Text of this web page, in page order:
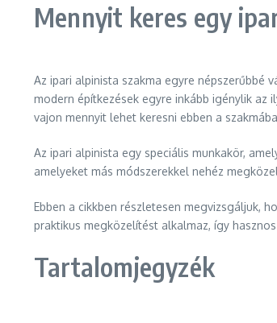
Mennyit keres egy
Az ipari alpinista szakma egyre népszerűbbé
modern építkezések egyre inkább igénylik az
vajon mennyit lehet keresni ebben a
Az ipari alpinista egy speciális munkakör,
amelyeket más módszerekkel nehéz
Ebben a cikkben részletesen megvizsgáljuk,
praktikus megközelítést alkalmaz, így
Tartalomjegyzék